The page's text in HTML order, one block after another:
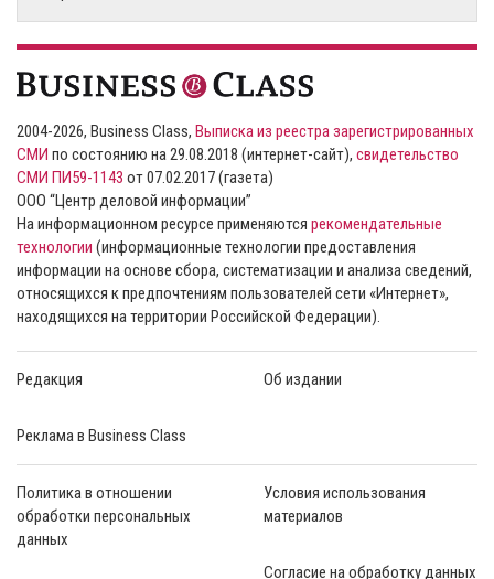
2004-2026, Business Class, Выписка из реестра зарегистрированных
СМИ по состоянию на 29.08.2018 (интернет-сайт), свидетельство
СМИ ПИ59-1143 от 07.02.2017 (газета)
ООО “Центр деловой информации”
На информационном ресурсе применяются рекомендательные
технологии (информационные технологии предоставления
информации на основе сбора, систематизации и анализа сведений,
относящихся к предпочтениям пользователей сети «Интернет»,
находящихся на территории Российской Федерации).
Редакция Об издании
Реклама в Business Class
Политика в отношении
обработки персональных
данных
Условия использования
материалов
Согласие на обработку данных